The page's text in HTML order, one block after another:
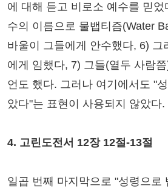
에 대해 듣고 비로소 예수를 믿었
수의 이름으로 물뱁티즘(Water
바울이 그들에게 안수했다, 6) 그
에게 임했다, 7) 그들(열두 사람
언도 했다. 그러나 여기에서도 "
았다"는 표현이 사용되지 않았다.
4. 고린도전서 12장 12절-13절
일곱 번째 마지막으로 "성령으로